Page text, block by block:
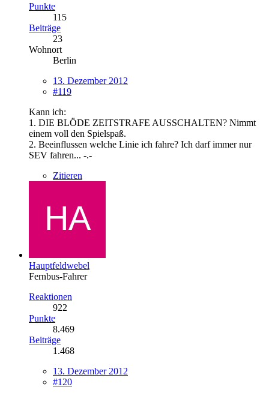
Punkte
115
Beiträge
23
Wohnort
Berlin
13. Dezember 2012
#119
Kann ich:
1. DIE BLÖDE ZEITSTRAFE AUSSCHALTEN? Nimmt
einem voll den Spielspaß.
2. Beeinflussen welche Linie ich fahre? Ich darf immer nur
SEV fahren... -.-
Zitieren
Hauptfeldwebel
Fernbus-Fahrer
Reaktionen
922
Punkte
8.469
Beiträge
1.468
13. Dezember 2012
#120